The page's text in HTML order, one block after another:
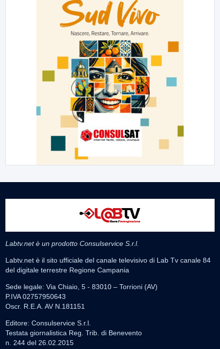
Labtv.net è un prodotto Consulservice S.r.l.
Labtv.net è il sito ufficiale del canale televisivo di Lab Tv canale 84
del digitale terrestre Regione Campania
Sede legale: Via Chiaio, 5 - 83010 – Torrioni (AV)
P.IVA 02757950643
Oscr. R.E.A. AV N.181151
Editore: Consulservice S.r.l.
Testata giornalistica Reg. Trib. di Benevento
n. 244 del 26.02.2015